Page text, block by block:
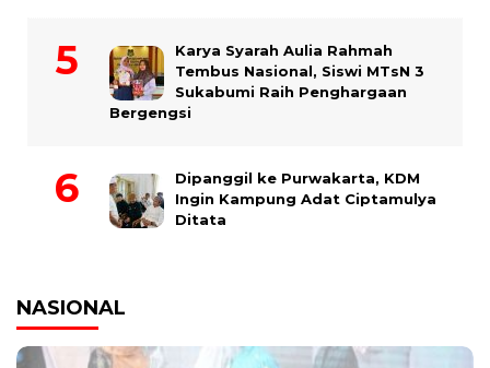
Karya Syarah Aulia Rahmah
Tembus Nasional, Siswi MTsN 3
Sukabumi Raih Penghargaan
Bergengsi
Dipanggil ke Purwakarta, KDM
Ingin Kampung Adat Ciptamulya
Ditata
NASIONAL